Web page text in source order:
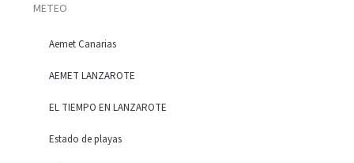
METEO
Aemet Canarias
AEMET LANZAROTE
EL TIEMPO EN LANZAROTE
Estado de playas